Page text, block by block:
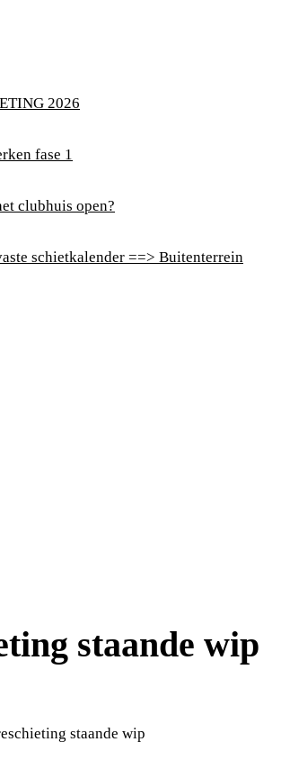
2026
fase 1
clubhuis open?
schietkalender ==> Buitenterrein
staande wip
staande wip